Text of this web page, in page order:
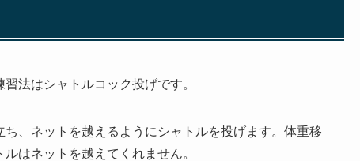
法はシャトルコック投げです。
、ネットを越えるようにシャトルを投げます。体重移
はネットを越えてくれません。